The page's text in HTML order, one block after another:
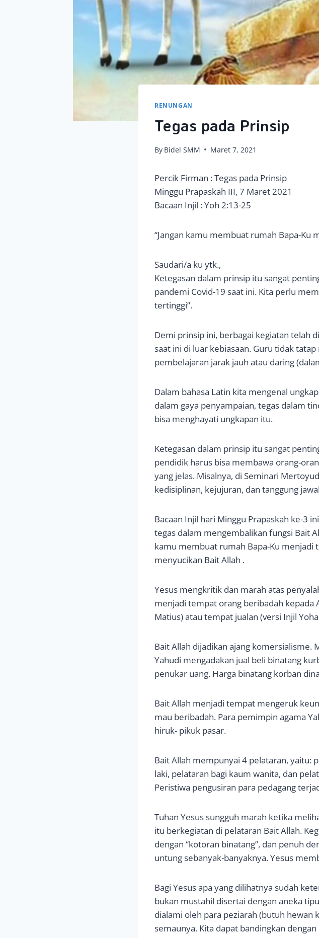
RENUNGAN
Tegas pada Prinsip
By Bidel SMM Maret 7, 2021
Percik Firman : Tegas pada Prinsip
Minggu Prapaskah III, 7 Maret 2021
Bacaan Injil : Yoh 2:13-25
“Jangan kamu membuat rumah Bapa-Ku
Saudari/a ku ytk.,
Ketegasan dalam prinsip itu sangat
pandemi Covid-19 saat ini. Kita perlu
tertinggi”.
Demi prinsip ini, berbagai kegiatan telah
saat ini di luar kebiasaan. Guru tidak
pembelajaran jarak jauh atau daring
Dalam bahasa Latin kita mengenal
dalam gaya penyampaian, tegas dalam
bisa menghayati ungkapan itu.
Ketegasan dalam prinsip itu sangat
pendidik harus bisa membawa orang-
yang jelas. Misalnya, di Seminari
kedisiplinan, kejujuran, dan tanggung
Bacaan Injil hari Minggu Prapaskah ke-3
tegas dalam mengembalikan fungsi Bait
kamu membuat rumah Bapa-Ku menjadi
menyucikan Bait Allah .
Yesus mengkritik dan marah atas
menjadi tempat orang beribadah kepada
Matius) atau tempat jualan (versi Injil
Bait Allah dijadikan ajang komersialisme.
Yahudi mengadakan jual beli binatang
penukar uang. Harga binatang korban
Bait Allah menjadi tempat mengeruk
mau beribadah. Para pemimpin agama
hiruk- pikuk pasar.
Bait Allah mempunyai 4 pelataran, yaitu:
laki, pelataran bagi kaum wanita, dan
Peristiwa pengusiran para pedagang
Tuhan Yesus sungguh marah ketika
itu berkegiatan di pelataran Bait Allah.
dengan “kotoran binatang”, dan penuh
untung sebanyak-banyaknya. Yesus
Bagi Yesus apa yang dilihatnya sudah
bukan mustahil disertai dengan aneka
dialami oleh para peziarah (butuh hewan
semaunya. Kita dapat bandingkan